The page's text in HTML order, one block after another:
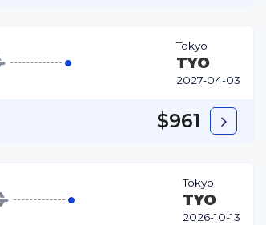
Tokyo
TYO
2027-04-03
$961
Tokyo
TYO
2026-10-13